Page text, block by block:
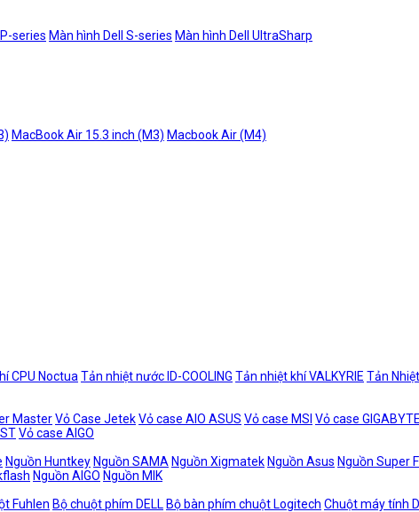
series Màn hình Dell S-series Màn hình Dell UltraSharp
MacBook Air 15.3 inch (M3) Macbook Air (M4)
CPU Noctua Tản nhiệt nước ID-COOLING Tản nhiệt khí VALKYRIE Tản
MasterVỏ Case JetekVỏ case AIO ASUS Vỏ case MSI Vỏ case GIGABYTE
Vỏ case AIGO
Nguồn Huntkey Nguồn SAMA Nguồn Xigmatek Nguồn Asus Nguồn Super
Nguồn AIGO Nguồn MIK
Fuhlen Bộ chuột phím DELL Bộ bàn phím chuột Logitech Chuột máy tính